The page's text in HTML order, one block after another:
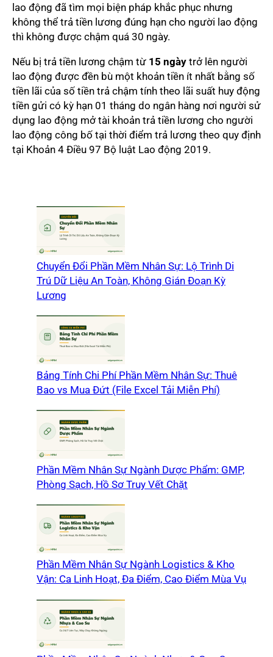
lao động đã tìm mọi biện pháp khắc phục nhưng
không thể trả tiền lương đúng hạn cho người lao động
thì không được chậm quá 30 ngày.
Nếu bị trả tiền lương chậm từ 15 ngày trở lên người
lao động được đền bù một khoản tiền ít nhất bằng số
tiền lãi của số tiền trả chậm tính theo lãi suất huy động
tiền gửi có kỳ hạn 01 tháng do ngân hàng nơi người sử
dụng lao động mở tài khoản trả tiền lương cho người
lao động công bố tại thời điểm trả lương theo quy định
tại Khoản 4 Điều 97 Bộ luật Lao động 2019.
Chuyển Đổi Phần Mềm Nhân Sự: Lộ Trình Di
Trú Dữ Liệu An Toàn, Không Gián Đoạn Kỳ
Lương
Bảng Tính Chi Phí Phần Mềm Nhân Sự: Thuê
Bao vs Mua Đứt (File Excel Tải Miễn Phí)
Phần Mềm Nhân Sự Ngành Dược Phẩm: GMP,
Phòng Sạch, Hồ Sơ Truy Vết Chặt
Phần Mềm Nhân Sự Ngành Logistics & Kho
Vận: Ca Linh Hoạt, Đa Điểm, Cao Điểm Mùa Vụ